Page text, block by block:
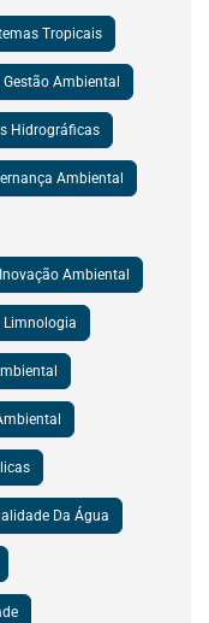
Tropicais
Gestão Ambiental
Hidrográficas
Ambiental
Inovação Ambiental
Limnologia
Da Água